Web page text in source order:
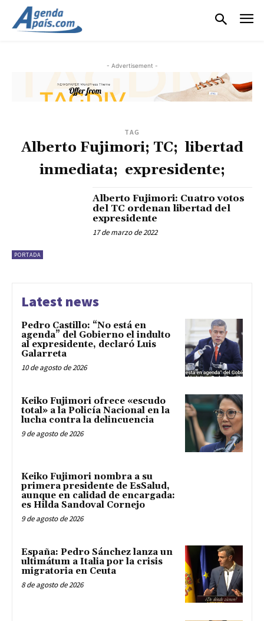
- Advertisement -
TAG
Alberto Fujimori; TC; libertad
inmediata; expresidente;
PORTADA
Alberto Fujimori: Cuatro votos
del TC ordenan libertad del
expresidente
17 de marzo de 2022
Latest news
Pedro Castillo: “No está en
agenda” del Gobierno el indulto
al expresidente, declaró Luis
Galarreta
10 de agosto de 2026
Keiko Fujimori ofrece «escudo
total» a la Policía Nacional en la
lucha contra la delincuencia
9 de agosto de 2026
Keiko Fujimori nombra a su
primera presidente de EsSalud,
aunque en calidad de encargada:
es Hilda Sandoval Cornejo
9 de agosto de 2026
España: Pedro Sánchez lanza un
ultimátum a Italia por la crisis
migratoria en Ceuta
8 de agosto de 2026